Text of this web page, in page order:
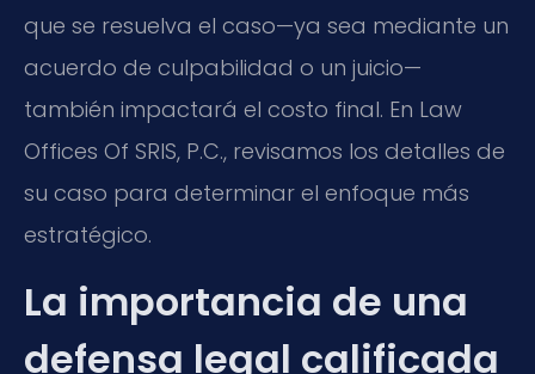
que se resuelva el caso—ya sea mediante un
acuerdo de culpabilidad o un juicio—
también impactará el costo final. En Law
Offices Of SRIS, P.C., revisamos los detalles de
su caso para determinar el enfoque más
estratégico.
La importancia de una
defensa legal calificada